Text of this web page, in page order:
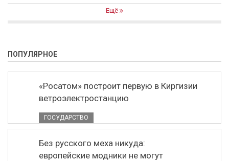
Ещё
ПОПУЛЯРНОЕ
«Росатом» построит первую в Киргизии
ветроэлектростанцию
ГОСУДАРСТВО
Без русского меха никуда:
европейские модники не могут